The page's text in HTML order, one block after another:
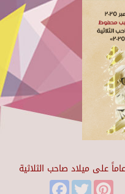
FacebookTwitter